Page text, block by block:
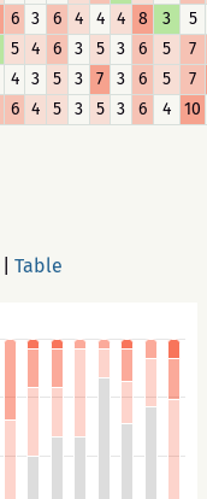
6 3 6 4 4 4 8 3
5
5 4 6 3 5 3 6 5
7
4 3 5 3 7 3 6 5
7
6 4 5 3 5 3 6 4 10
Table